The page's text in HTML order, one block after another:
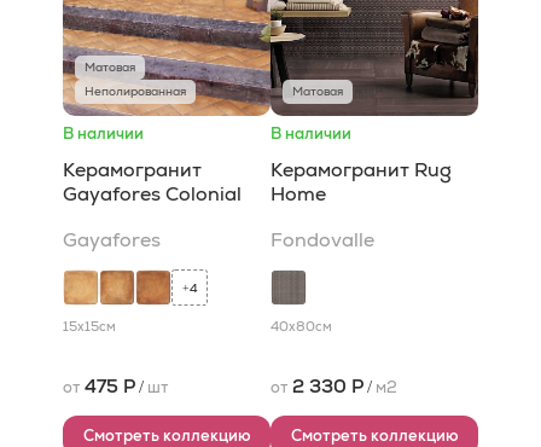
Матовая
Неполированная
В наличии
Керамогранит
Gayafores Colonial
Gayafores
+4
15x15см
от 475 Р/ шт
Смотреть коллекцию
Матовая
В наличии
Керамогранит Rug
Home
Fondovalle
40x80см
от 2 330 Р/ м2
Смотреть коллекцию